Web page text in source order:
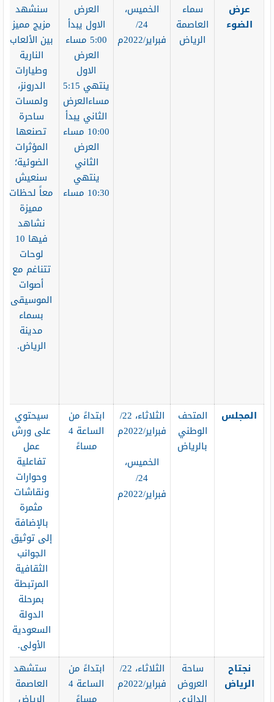
عرض
الضوء
سماء
العاصمة
الرياض
الخميس،
24/
فبراير/2022م
العرض
الاول يبدأ
5:00 مساء
العرض
الاول
ينتهي 5:15
مساءالعرض
الثاني يبدأ
10:00 مساء
العرض
الثاني
ينتهي
10:30 مساء
سنشهد
مزيج مميز
بين الألعاب
النارية
وطيارات
الدرونز،
ولمسات
ساحرة
تصنعها
المؤثرات
الضوئية؛
سنعيش
معاً لحظات
مميزة
نشاهد
فيها 10
لوحات
تتناغم مع
أصوات
الموسيقى
بسماء
مدينة
الرياض.
المجلس
المتحف
الوطني
بالرياض
الثلاثاء، 22/
فبراير/2022م
الخميس،
24/
فبراير/2022م
ابتداءً من
الساعة 4
مساءً
سيحتوي
على ورش
عمل
تفاعلية
وحوارات
ونقاشات
مثمرة
بالإضافة
إلى توثيق
الجوانب
الثقافية
المرتبطة
بمرحلة
الدولة
السعودية
الأولى.
نجتاح
الرياض
ساحة
العروض
الثلاثاء، 22/
فبراير/2022م
ابتداءً من
الساعة 4
ستشهد
العاصمة